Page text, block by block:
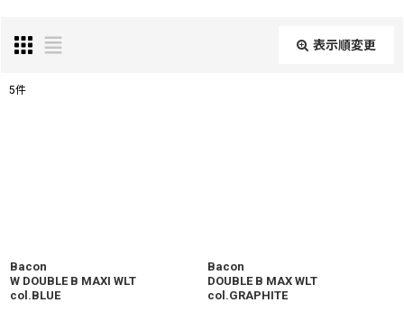
表示順変更
5件
Bacon
W DOUBLE B MAXI WLT
col.BLUE
Bacon
DOUBLE B MAX WLT
col.GRAPHITE